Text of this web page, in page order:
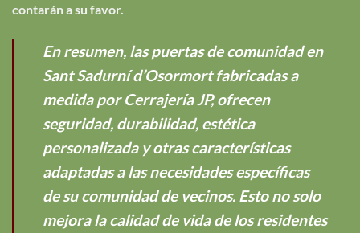
contarán a su favor.
En resumen, las puertas de comunidad en
Sant Sadurní d’Osormort fabricadas a
medida por Cerrajería JP, ofrecen
seguridad, durabilidad, estética
personalizada y otras características
adaptadas a las necesidades específicas
de su comunidad de vecinos. Esto no solo
mejora la calidad de vida de los residentes